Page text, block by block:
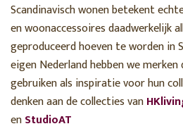
Scandinavisch wonen betekent
en woonaccessoires daadwerkelijk
geproduceerd hoeven te worden in
eigen Nederland hebben we
gebruiken als inspiratie voor hun
denken aan de collecties van
enStudioAT